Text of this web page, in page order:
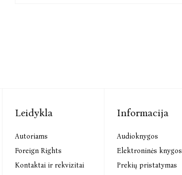
Leidykla
Autoriams
Foreign Rights
Kontaktai ir rekvizitai
Informacija
Audioknygos
Elektroninės knygos
Prekių pristatymas